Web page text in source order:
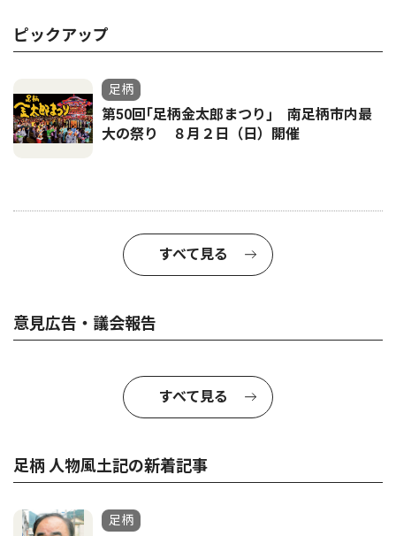
ピックアップ
足柄
第50回｢足柄金太郎まつり｣ 南足柄市内最
大の祭り ８月２日（日）開催
すべて見る
意見広告・議会報告
すべて見る
足柄 人物風土記の新着記事
足柄